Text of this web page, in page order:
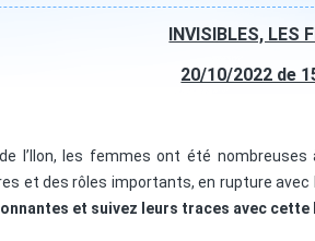
INVISIBLES, LES
20/10/2022 de
l’Ilon, les femmes ont été
et des rôles importants, en rupture avec
et suivez leurs traces avec cette